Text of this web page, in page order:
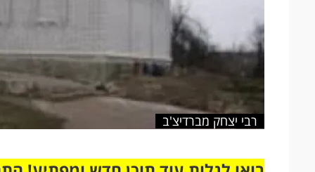
רבי יצחק מברדיצ'ב